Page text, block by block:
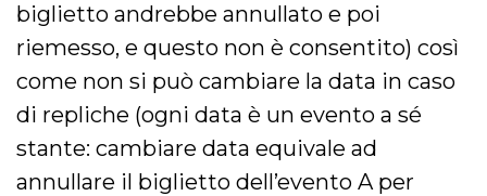
biglietto andrebbe annullato e poi
riemesso, e questo non è consentito) così
come non si può cambiare la data in caso
di repliche (ogni data è un evento a sé
stante: cambiare data equivale ad
annullare il biglietto dell’evento A per